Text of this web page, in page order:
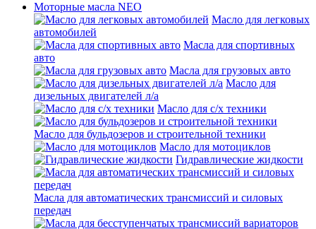
Моторные масла NEO
Масло для легковых
автомобилей
Масла для спортивных
авто
Масла для грузовых авто
Масло для
дизельных двигателей л/а
Масло для с/х техники
Масло для бульдозеров и строительной техники
Масло для мотоциклов
Гидравлические жидкости
Масла для автоматических трансмиссий и силовых
передач